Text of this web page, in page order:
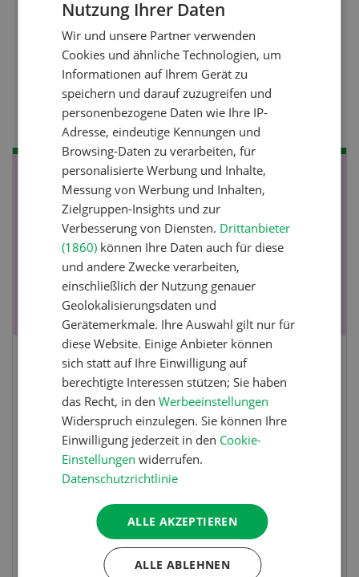
Stallklima - Hitzestress
verhindern
NOV
19 -28
Fachkurs Aquakultur
Sind Sie in der Fischzucht tätig oder
interessieren Sie sich für das Thema? In
diesem Fall ist unser FBA-Weiterbildungskurs
die perfekte Wahl für Sie. Der Abschluss lässt
berufsunabhängigen Ausweis erweitern.
MEHR ZUR VERANSTALTUNG
Nutzung Ihrer Daten
Wir und unsere Partner verwenden
Cookies und ähnliche Technologien, um
Informationen auf Ihrem Gerät zu
speichern und darauf zuzugreifen und
personenbezogene Daten wie Ihre IP-
Adresse, eindeutige Kennungen und
Browsing-Daten zu verarbeiten, für
personalisierte Werbung und Inhalte,
Messung von Werbung und Inhalten,
Zielgruppen-Insights und zur
Verbesserung von Diensten. Drittanbieter
(1860) können Ihre Daten auch für diese
und andere Zwecke verarbeiten,
einschließlich der Nutzung genauer
Geolokalisierungsdaten und
Gerätemerkmale. Ihre Auswahl gilt nur für
diese Website. Einige Anbieter können
sich statt auf Ihre Einwilligung auf
berechtigte Interessen stützen; Sie haben
das Recht, in denWerbeeinstellungen
Widerspruch einzulegen. Sie können Ihre
Einwilligung jederzeit in den Cookie-
Einstellungen widerrufen.
Datenschutzrichtlinie
ALLE AKZEPTIEREN
ALLE ABLEHNEN